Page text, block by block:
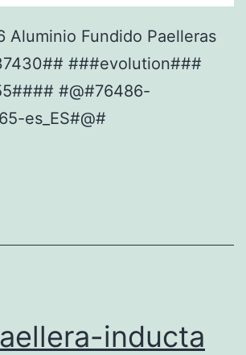
Aluminio Fundido Paelleras
###evolution###
#@#76486-
es_ES#@#
inducta